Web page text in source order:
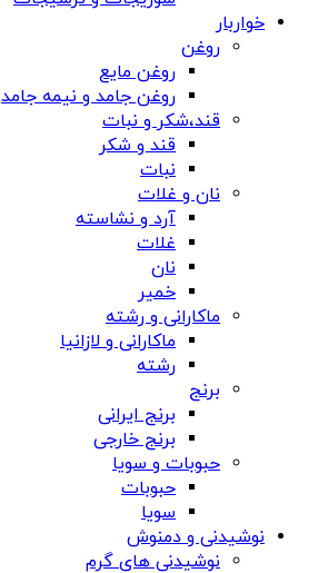
خواربار
روغن
روغن مایع
روغن جامد و نیمه جامد
قند،شکر و نبات
قند و شکر
نبات
نان و غلات
آرد و نشاسته
غلات
نان
خمیر
ماکارانی و رشته
ماکارانی و لازانیا
رشته
برنج
برنج ایرانی
برنج خارجی
حبوبات و سویا
حبوبات
سویا
نوشیدنی و دمنوش
نوشیدنی های گرم